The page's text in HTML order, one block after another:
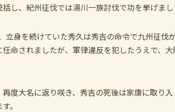
し、紀州征伐では湯川一族討伐で功を挙げまし
立身を続けていた秀久は秀吉の命令で九州征伐
命されましたが、軍律違反を犯したうえで、
度大名に返り咲き、秀吉の死後は家康に取り
。